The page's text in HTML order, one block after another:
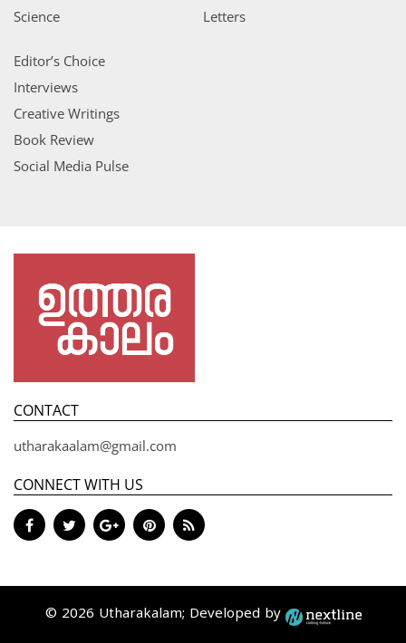
Science
Letters
Editor’s Choice
Interviews
Creative Writings
Book Review
Social Media Pulse
CONTACT
utharakaalam@gmail.com
CONNECT WITH US
© 2026 Utharakalam; Developed by